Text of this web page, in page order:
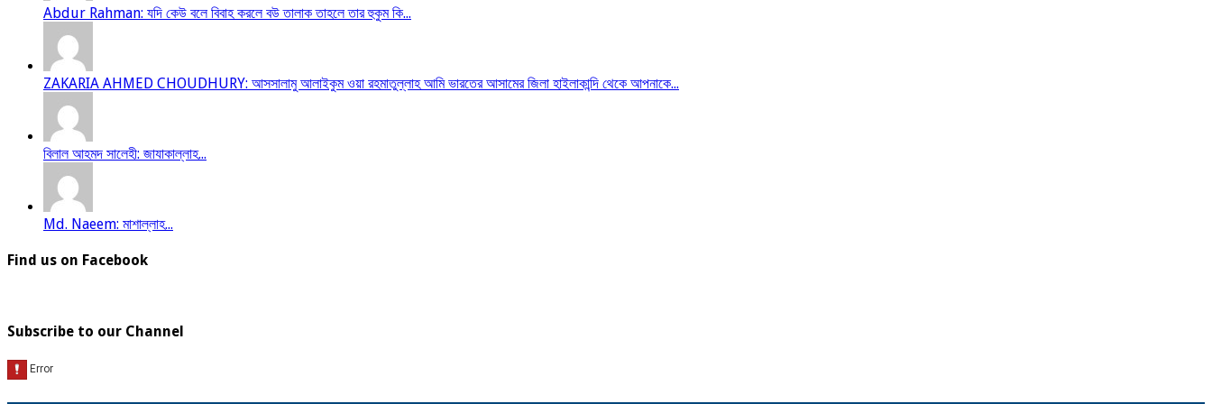
Abdur Rahman: যদি কেউ বলে বিবাহ করলে বউ তালাক তাহলে তার হুকুম কি...
ZAKARIA AHMED CHOUDHURY: আসসালামু আলাইকুম ওয়া রহমাতুল্লাহ আমি ভারতের আসামের জিলা হাইলাকান্দি থেকে আপনাকে...
বিলাল আহমদ সালেহী: জাযাকাল্লাহ...
Md. Naeem: মাশাল্লাহ...
Find us on Facebook
Subscribe to our Channel